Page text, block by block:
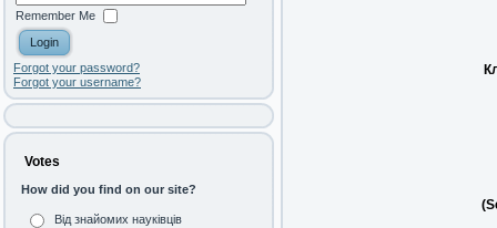
Remember Me
Forgot your password?
Forgot your username?
Votes
How did you find on our site?
Від знайомих науківців